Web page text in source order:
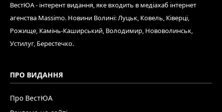
ВестЮА - інтерент видання, яке входить в медіахаб інтернет
агенства Massimo. Новини Волині: Луцьк, Ковель, Ківерці,
Рожище, Камінь-Каширський, Володимир, Нововолинськ,
Устилуг, Берестечко.
ПРО ВИДАННЯ
Про ВестЮА